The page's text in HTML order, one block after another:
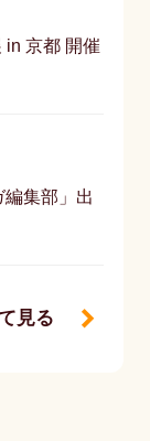
in 京都 開催
集部」出
見る